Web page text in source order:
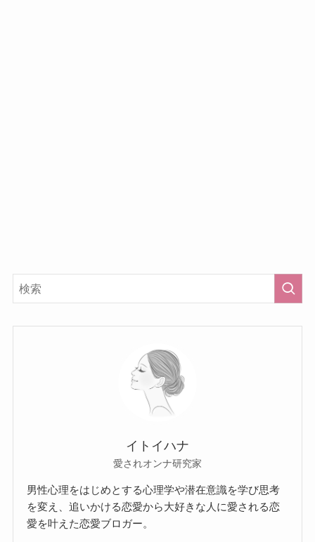
イトイハナ
愛されオンナ研究家
男性心理をはじめとする心理学や潜在意識を学び思考
を変え、追いかける恋愛から大好きな人に愛される恋
愛を叶えた恋愛ブロガー。